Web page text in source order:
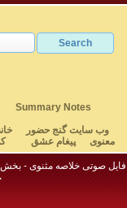
Summary Notes
وب سایت گنج حضور
معنوی
پیغام عشق
فایل صوتی خلاصه مثنوی - بخش ۱ - آقای حسام